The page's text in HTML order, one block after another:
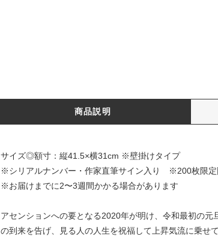
商品説明
サイズ◎額寸：縦41.5×横31cm ※壁掛けタイプ
※シリアルナンバー・作家直筆サイン入り ※200枚限定
※お届けまでに2〜3週間かかる場合があります
アセンションへの要となる2020年が明け、令和最初の
の到来を告げ、見る人の人生を祝福して上昇気流に乗せ